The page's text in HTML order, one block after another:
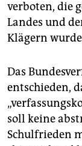
verboten, die
Landes und
Klägern
Das
entschieden,
soll keine
Schulfrieden